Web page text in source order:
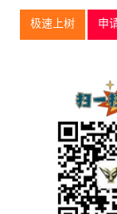
极速上树 申